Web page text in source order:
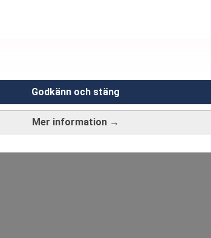
Mer information →
Godkänn och stäng